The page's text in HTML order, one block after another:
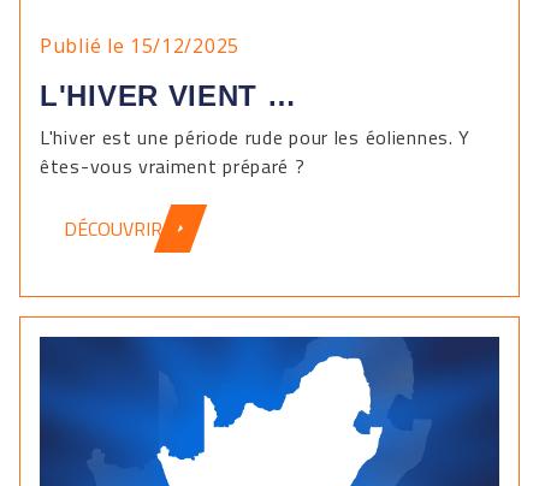
Publié le 15/12/2025
L'HIVER VIENT …
L'hiver est une période rude pour les éoliennes. Y
êtes-vous vraiment préparé ?
DÉCOUVRIR